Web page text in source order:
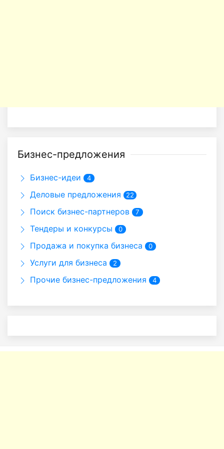
Бизнес-предложения
Бизнес-идеи 4
Деловые предложения 22
Поиск бизнес-партнеров 7
Тендеры и конкурсы 0
Продажа и покупка бизнеса 0
Услуги для бизнеса 2
Прочие бизнес-предложения 4